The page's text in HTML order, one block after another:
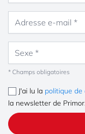
* Champs obligatoires
J'ai lu la politique
la newsletter de